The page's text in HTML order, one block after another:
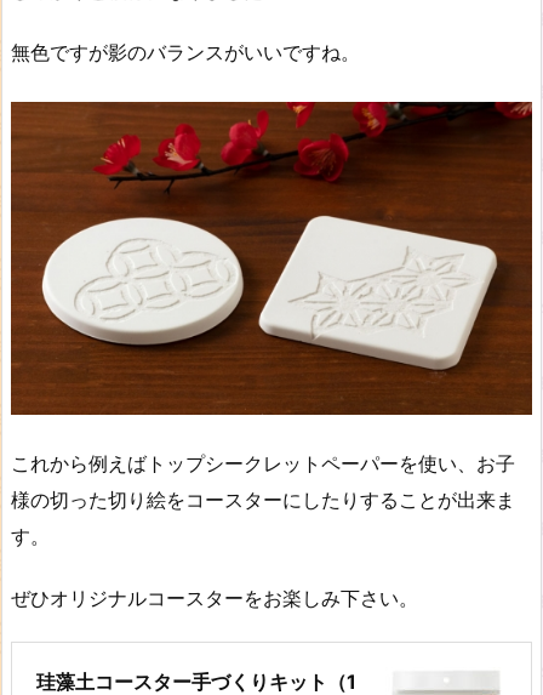
無色ですが影のバランスがいいですね。
これから例えばトップシークレットペーパーを使い、お子
様の切った切り絵をコースターにしたりすることが出来ま
す。
ぜひオリジナルコースターをお楽しみ下さい。
珪藻土コースター手づくりキット（1